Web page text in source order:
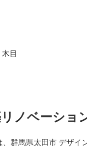
木目
ノベーショ
、群馬県太田市 デザイ